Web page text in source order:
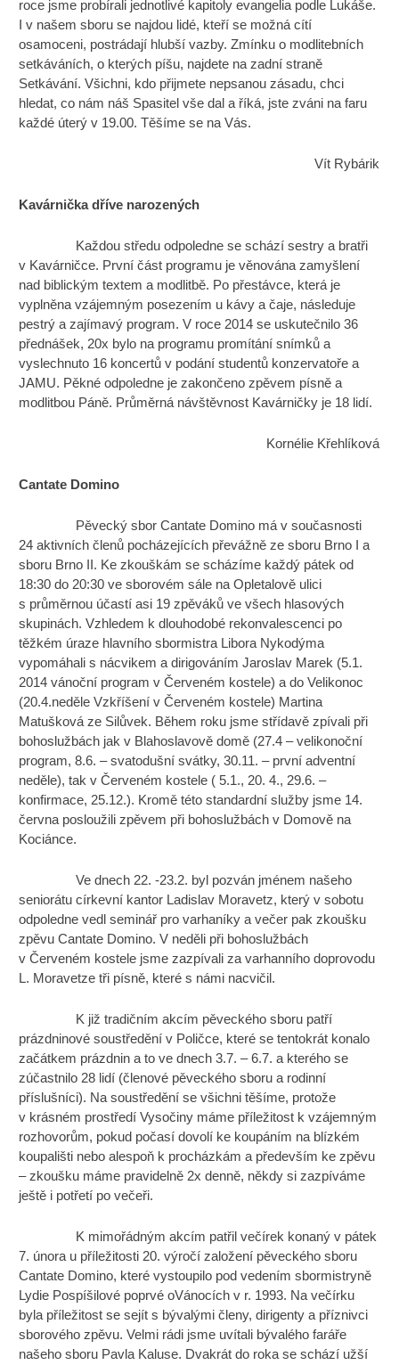
roce jsme probírali jednotlivé kapitoly evangelia podle Lukáše.
I v našem sboru se najdou lidé, kteří se možná cítí
osamoceni, postrádají hlubší vazby. Zmínku o modlitebních
setkáváních, o kterých píšu, najdete na zadní straně
Setkávání. Všichni, kdo přijmete nepsanou zásadu, chci
hledat, co nám náš Spasitel vše dal a říká, jste zváni na faru
každé úterý v 19.00. Těšíme se na Vás.
Vít Rybárik
Kavárnička dříve narozených
Každou středu odpoledne se schází sestry a bratři
v Kavárničce. První část programu je věnována zamyšlení
nad biblickým textem a modlitbě. Po přestávce, která je
vyplněna vzájemným posezením u kávy a čaje, následuje
pestrý a zajímavý program. V roce 2014 se uskutečnilo 36
přednášek, 20x bylo na programu promítání snímků a
vyslechnuto 16 koncertů v podání studentů konzervatoře a
JAMU. Pěkné odpoledne je zakončeno zpěvem písně a
modlitbou Páně. Průměrná návštěvnost Kavárničky je 18 lidí.
Kornélie Křehlíková
Cantate Domino
Pěvecký sbor Cantate Domino má v současnosti
24 aktivních členů pocházejících převážně ze sboru Brno I a
sboru Brno II. Ke zkouškám se scházíme každý pátek od
18:30 do 20:30 ve sborovém sále na Opletalově ulici
s průměrnou účastí asi 19 zpěváků ve všech hlasových
skupinách. Vzhledem k dlouhodobé rekonvalescenci po
těžkém úraze hlavního sbormistra Libora Nykodýma
vypomáhali s nácvikem a dirigováním Jaroslav Marek (5.1.
2014 vánoční program v Červeném kostele) a do Velikonoc
(20.4.neděle Vzkříšení v Červeném kostele) Martina
Matušková ze Silůvek. Během roku jsme střídavě zpívali při
bohoslužbách jak v Blahoslavově domě (27.4 – velikonoční
program, 8.6. – svatodušní svátky, 30.11. – první adventní
neděle), tak v Červeném kostele ( 5.1., 20. 4., 29.6. –
konfirmace, 25.12.). Kromě této standardní služby jsme 14.
června posloužili zpěvem při bohoslužbách v Domově na
Kociánce.
Ve dnech 22. -23.2. byl pozván jménem našeho
seniorátu církevní kantor Ladislav Moravetz, který v sobotu
odpoledne vedl seminář pro varhaníky a večer pak zkoušku
zpěvu Cantate Domino. V neděli při bohoslužbách
v Červeném kostele jsme zazpívali za varhanního doprovodu
L. Moravetze tři písně, které s námi nacvičil.
K již tradičním akcím pěveckého sboru patří
prázdninové soustředění v Poličce, které se tentokrát konalo
začátkem prázdnin a to ve dnech 3.7. – 6.7. a kterého se
zúčastnilo 28 lidí (členové pěveckého sboru a rodinní
příslušníci). Na soustředění se všichni těšíme, protože
v krásném prostředí Vysočiny máme příležitost k vzájemným
rozhovorům, pokud počasí dovolí ke koupáním na blízkém
koupališti nebo alespoň k procházkám a především ke zpěvu
– zkoušku máme pravidelně 2x denně, někdy si zazpíváme
ještě i potřetí po večeři.
K mimořádným akcím patřil večírek konaný v pátek
7. února u příležitosti 20. výročí založení pěveckého sboru
Cantate Domino, které vystoupilo pod vedením sbormistryně
Lydie Pospíšilové poprvé oVánocích v r. 1993. Na večírku
byla příležitost se sejít s bývalými členy, dirigenty a příznivci
sborového zpěvu. Velmi rádi jsme uvítali bývalého faráře
našeho sboru Pavla Kaluse. Dvakrát do roka se schází užší